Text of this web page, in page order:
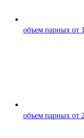
объем парных от
объем парных от